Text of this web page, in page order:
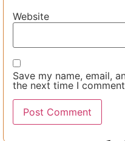
Website
Save my name, email,
the next time I